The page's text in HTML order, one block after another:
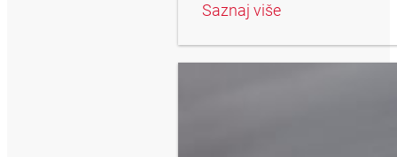
Saznaj više